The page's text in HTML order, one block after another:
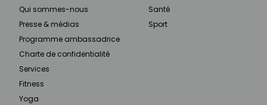
Qui sommes-nous
Presse & médias
Programme ambassadrice
Charte de confidentialité
Services
Fitness
Yoga
Santé
Sport